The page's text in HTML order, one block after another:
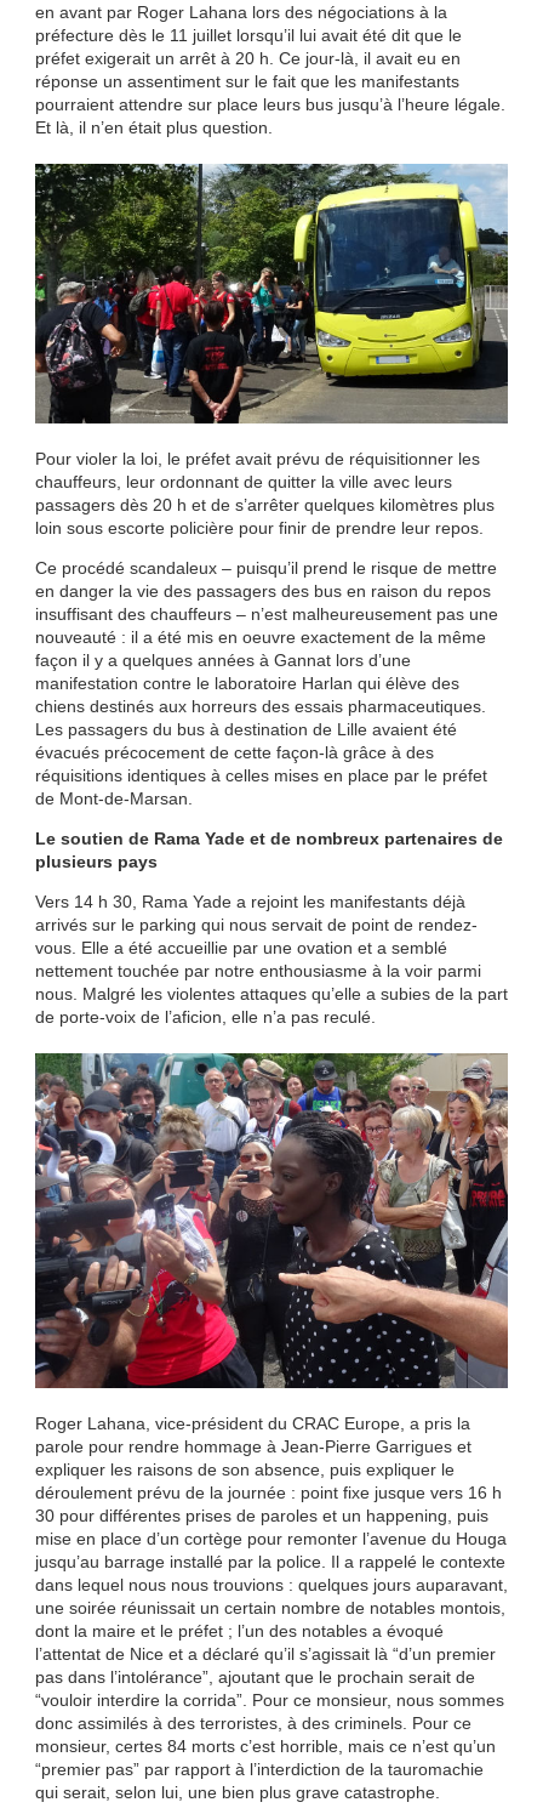
en avant par Roger Lahana lors des négociations à la
préfecture dès le 11 juillet lorsqu’il lui avait été dit que le
préfet exigerait un arrêt à 20 h. Ce jour-là, il avait eu en
réponse un assentiment sur le fait que les manifestants
pourraient attendre sur place leurs bus jusqu’à l’heure légale.
Et là, il n’en était plus question.
Pour violer la loi, le préfet avait prévu de réquisitionner les
chauffeurs, leur ordonnant de quitter la ville avec leurs
passagers dès 20 h et de s’arrêter quelques kilomètres plus
loin sous escorte policière pour finir de prendre leur repos.
Ce procédé scandaleux – puisqu’il prend le risque de mettre
en danger la vie des passagers des bus en raison du repos
insuffisant des chauffeurs – n’est malheureusement pas une
nouveauté : il a été mis en oeuvre exactement de la même
façon il y a quelques années à Gannat lors d’une
manifestation contre le laboratoire Harlan qui élève des
chiens destinés aux horreurs des essais pharmaceutiques.
Les passagers du bus à destination de Lille avaient été
évacués précocement de cette façon-là grâce à des
réquisitions identiques à celles mises en place par le préfet
de Mont-de-Marsan.
Le soutien de Rama Yade et de nombreux partenaires de
plusieurs pays
Vers 14 h 30, Rama Yade a rejoint les manifestants déjà
arrivés sur le parking qui nous servait de point de rendez-
vous. Elle a été accueillie par une ovation et a semblé
nettement touchée par notre enthousiasme à la voir parmi
nous. Malgré les violentes attaques qu’elle a subies de la part
de porte-voix de l’aficion, elle n’a pas reculé.
Roger Lahana, vice-président du CRAC Europe, a pris la
parole pour rendre hommage à Jean-Pierre Garrigues et
expliquer les raisons de son absence, puis expliquer le
déroulement prévu de la journée : point fixe jusque vers 16 h
30 pour différentes prises de paroles et un happening, puis
mise en place d’un cortège pour remonter l’avenue du Houga
jusqu’au barrage installé par la police. Il a rappelé le contexte
dans lequel nous nous trouvions : quelques jours auparavant,
une soirée réunissait un certain nombre de notables montois,
dont la maire et le préfet ; l’un des notables a évoqué
l’attentat de Nice et a déclaré qu’il s’agissait là “d’un premier
pas dans l’intolérance”, ajoutant que le prochain serait de
“vouloir interdire la corrida”. Pour ce monsieur, nous sommes
donc assimilés à des terroristes, à des criminels. Pour ce
monsieur, certes 84 morts c’est horrible, mais ce n’est qu’un
“premier pas” par rapport à l’interdiction de la tauromachie
qui serait, selon lui, une bien plus grave catastrophe.